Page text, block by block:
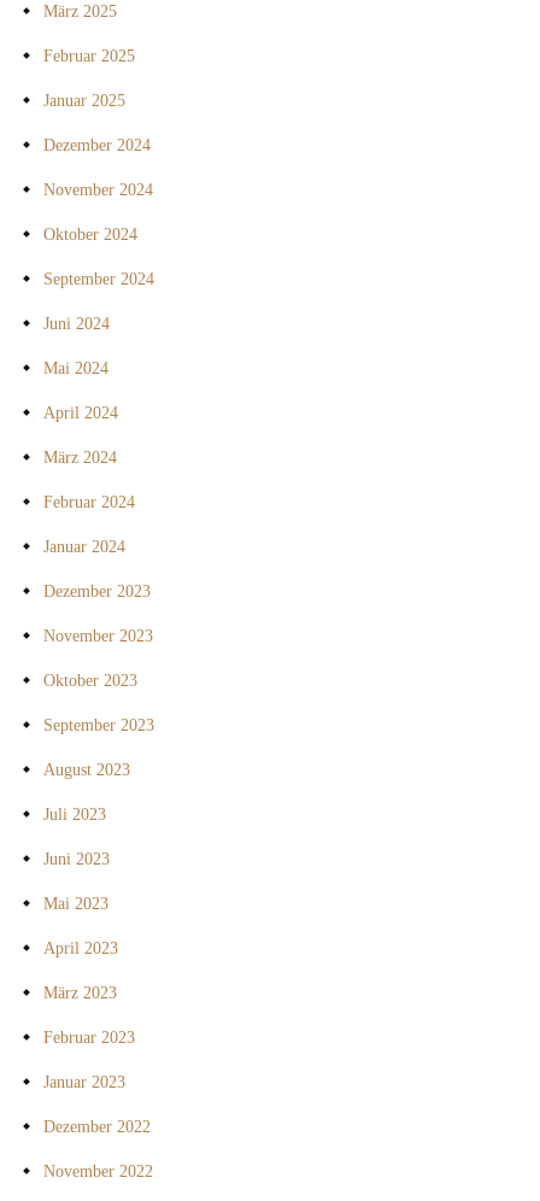
März 2025
Februar 2025
Januar 2025
Dezember 2024
November 2024
Oktober 2024
September 2024
Juni 2024
Mai 2024
April 2024
März 2024
Februar 2024
Januar 2024
Dezember 2023
November 2023
Oktober 2023
September 2023
August 2023
Juli 2023
Juni 2023
Mai 2023
April 2023
März 2023
Februar 2023
Januar 2023
Dezember 2022
November 2022